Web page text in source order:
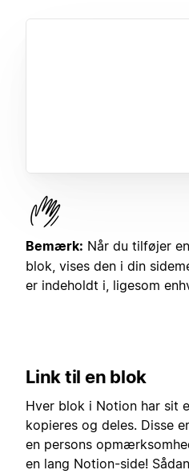
Bemærk: Når du tilføjer en
blok, vises den i din
er indeholdt i, ligesom
Link til en blok
Hver blok i Notion har sit
kopieres og deles. Disse
en persons
en lang Notion-side!